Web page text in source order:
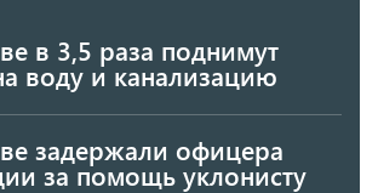
в 3,5 раза поднимут
воду и канализацию
задержали офицера
за помощь уклонисту